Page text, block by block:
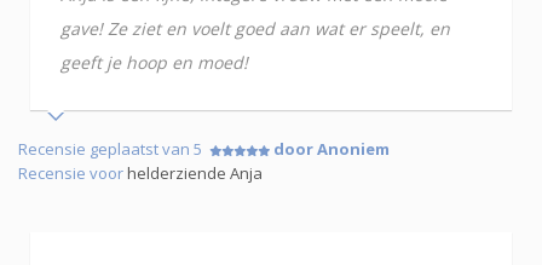
gave! Ze ziet en voelt goed aan wat er speelt, en
geeft je hoop en moed!
Recensie geplaatst van 5
door Anoniem
Recensie voorhelderziende Anja